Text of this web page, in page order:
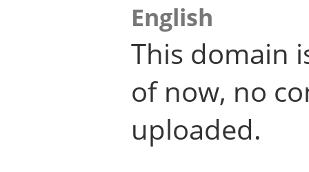
English
This domain
of now, no
uploaded.